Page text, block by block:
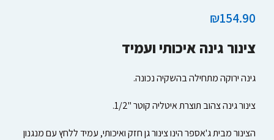
₪154.90
צינור גינה איכותי ועמיד
גינה ירוקה מתחילה בהשקיה נכונה.
צינור גינה צהוב תוצרת איטליה קוטר "1/2.
הצינור מבית ג'אספר הינו צינור גן חזק ואיכותי, עמיד ללחץ עם מנגנון